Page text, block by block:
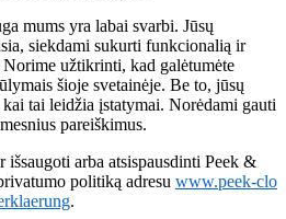
mums yra labai svarbi. Jūsų
siekdami sukurti funkcionalią ir
užtikrinti, kad galėtumėte
šioje svetainėje. Be to, jūsų
tai leidžia įstatymai. Norėdami gauti
pareiškimus.
išsaugoti arba atsispausdinti Peek &
politiką adresu www.peek-clo
.